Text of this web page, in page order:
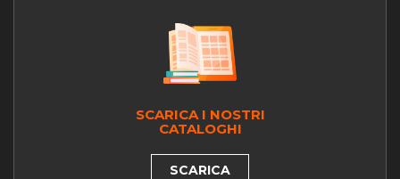
SCARICA I NOSTRI
CATALOGHI
SCARICA